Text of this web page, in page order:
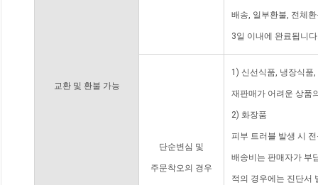
교환 및 환불 가능
배송, 일부환불, 전체
3일 이내에 완료됩니
단순변심 및
주문착오의 경우
1) 신선식품, 냉장식품
재판매가 어려운 상품
2) 화장품
피부 트러블 발생 시
배송비는 판매자가 부
적의 경우에는 진단서